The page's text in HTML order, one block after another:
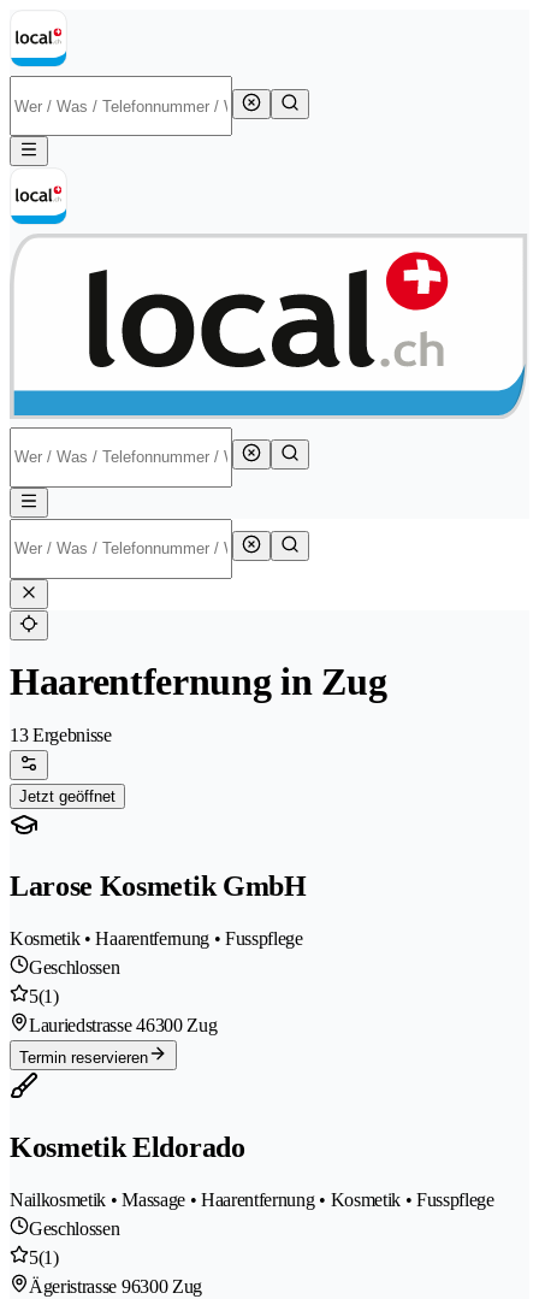
Haarentfernung in Zug
13 Ergebnisse
Jetzt geöffnet
Larose Kosmetik GmbH
Kosmetik • Haarentfernung • Fusspflege
Geschlossen
5(1)
Lauriedstrasse 46300 Zug
Termin reservieren
Kosmetik Eldorado
Nailkosmetik • Massage • Haarentfernung • Kosmetik • Fusspflege
Geschlossen
5(1)
Ägeristrasse 96300 Zug